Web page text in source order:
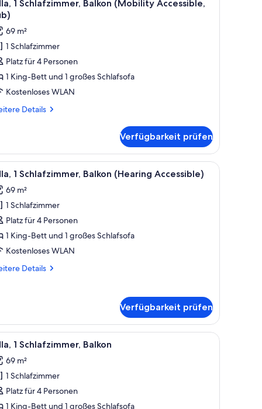
1 Schlafzimmer, Balkon (Mobility Accessible,
69 m²
1 Schlafzimmer
Platz für 4 Personen
1 King-Bett und 1 großes Schlafsofa
Kostenloses WLAN
Details
Verfügbarkeit prüfen
Teppich.einem Hocker, Sesseln, einem Glastisch und einem farbenfrohen
Ein modernes Wohnzimmer mit einer
6 1 Schlafzimmer, Balkon (Hearing Accessible)
69 m²
1 Schlafzimmer
Platz für 4 Personen
1 King-Bett und 1 großes Schlafsofa
Kostenloses WLAN
Details
Verfügbarkeit prüfen
einem Deckenventilator, einer Sitzecke mit Tisch und Stühlen sowie Blick
Ein modernes Wohnzimmer mit einer
6 1 Schlafzimmer, Balkon
69 m²
1 Schlafzimmer
Platz für 4 Personen
1 King-Bett und 1 großes Schlafsofa